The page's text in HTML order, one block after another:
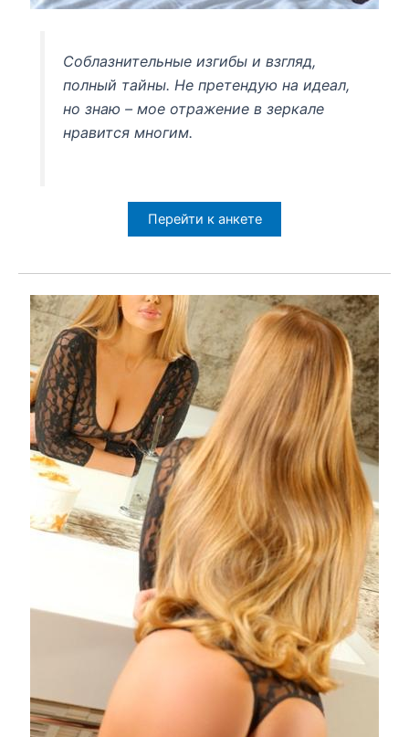
Соблазнительные изгибы и взгляд,
полный тайны. Не претендую на идеал,
но знаю – мое отражение в зеркале
нравится многим.
Перейти к анкете